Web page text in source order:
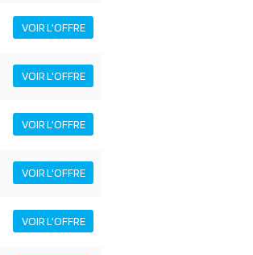
VOIR L'OFFRE
VOIR L'OFFRE
VOIR L'OFFRE
VOIR L'OFFRE
VOIR L'OFFRE